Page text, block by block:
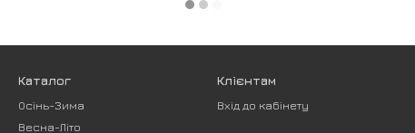
Каталог
Осінь-Зима
Весна-Літо
Клієнтам
Вхід до кабінету